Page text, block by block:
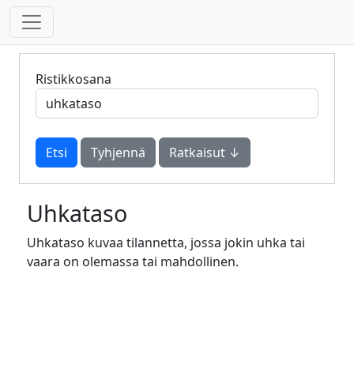
Ristikkosana
Tyhjennä Ratkaisut ↓
Uhkataso
Uhkataso kuvaa tilannetta, jossa jokin uhka tai
vaara on olemassa tai mahdollinen.